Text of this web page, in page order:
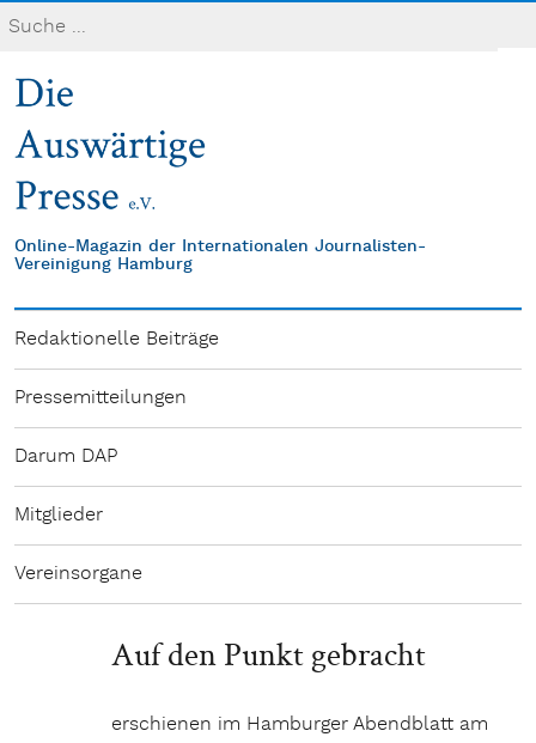
Online-Magazin der Internationalen Journalisten-
Vereinigung Hamburg
Redaktionelle Beiträge
Pressemitteilungen
Darum DAP
Mitglieder
Vereinsorgane
Auf den Punkt gebracht
erschienen im Hamburger Abendblatt am